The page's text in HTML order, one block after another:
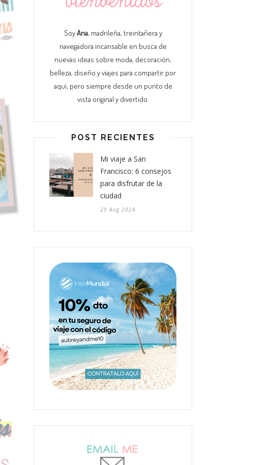
SoyAna, madrileña, treintañera y
navegadora incansable en busca de
nuevas ideas sobre moda, decoración,
belleza, diseño y viajes para compartir por
aquí, pero siempre desde un punto de
vista original y divertido.
POST RECIENTES
Mi viaje a San
Francisco: 6 consejos
para disfrutar de la
ciudad
20 Aug 2024